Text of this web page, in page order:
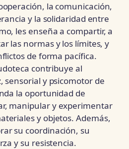
la comunicación,
y la solidaridad entre
les enseña a compartir, a
las normas y los límites, y
de forma pacífica.
contribuye al
sensorial y psicomotor de
la oportunidad de
manipular y experimentar
y objetos. Además,
su coordinación, su
y su resistencia.